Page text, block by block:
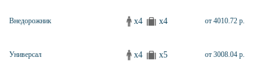
Внедорожник x4 x4 от 4010.72 р.
Универсал x4 x5 от 3008.04 р.